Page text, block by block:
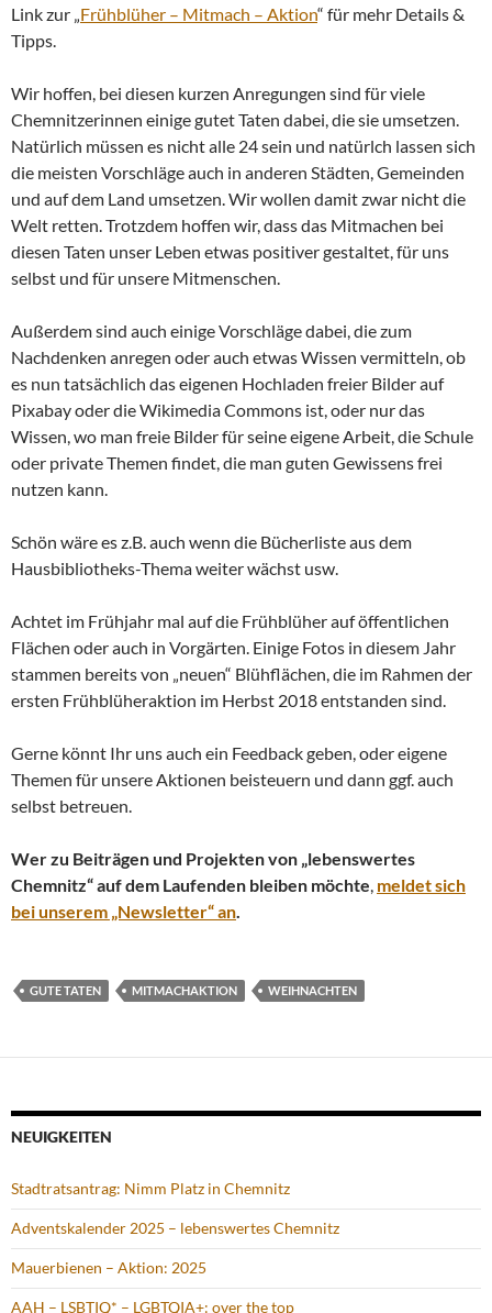
Link zur „ Frühblüher – Mitmach – Aktion“ für mehr Details &
Tipps.
Wir hoffen, bei diesen kurzen Anregungen sind für viele
Chemnitzerinnen einige gutet Taten dabei, die sie umsetzen.
Natürlich müssen es nicht alle 24 sein und natürlch lassen sich
die meisten Vorschläge auch in anderen Städten, Gemeinden
und auf dem Land umsetzen. Wir wollen damit zwar nicht die
Welt retten. Trotzdem hoffen wir, dass das Mitmachen bei
diesen Taten unser Leben etwas positiver gestaltet, für uns
selbst und für unsere Mitmenschen.
Außerdem sind auch einige Vorschläge dabei, die zum
Nachdenken anregen oder auch etwas Wissen vermitteln, ob
es nun tatsächlich das eigenen Hochladen freier Bilder auf
Pixabay oder die Wikimedia Commons ist, oder nur das
Wissen, wo man freie Bilder für seine eigene Arbeit, die Schule
oder private Themen findet, die man guten Gewissens frei
nutzen kann.
Schön wäre es z.B. auch wenn die Bücherliste aus dem
Hausbibliotheks-Thema weiter wächst usw.
Achtet im Frühjahr mal auf die Frühblüher auf öffentlichen
Flächen oder auch in Vorgärten. Einige Fotos in diesem Jahr
stammen bereits von „neuen“ Blühflächen, die im Rahmen der
ersten Frühblüheraktion im Herbst 2018 entstanden sind.
Gerne könnt Ihr uns auch ein Feedback geben, oder eigene
Themen für unsere Aktionen beisteuern und dann ggf. auch
selbst betreuen.
Wer zu Beiträgen und Projekten von „lebenswertes
Chemnitz“ auf dem Laufenden bleiben möchte meldet sich
bei unserem „Newsletter“ an
GUTE TATEN MITMACHAKTION WEIHNACHTEN
NEUIGKEITEN
Stadtratsantrag: Nimm Platz in Chemnitz
Adventskalender 2025 – lebenswertes Chemnitz
Mauerbienen – Aktion: 2025
AAH – LSBTIQ* – LGBTQIA+: over the top